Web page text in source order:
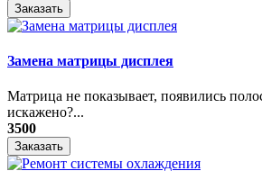
Заказать
Замена матрицы дисплея
Матрица не показывает, появились
искажено?...
3500
Заказать